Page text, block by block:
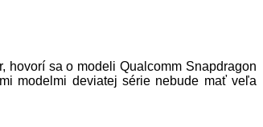
sa o modeli Qualcomm Snapdragon
modelmi deviatej série nebude mať veľa